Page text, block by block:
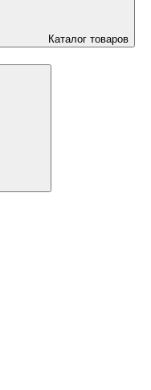
Каталог товаров